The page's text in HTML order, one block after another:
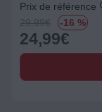
Prix de référence
29.99€ -16 %
24,99€